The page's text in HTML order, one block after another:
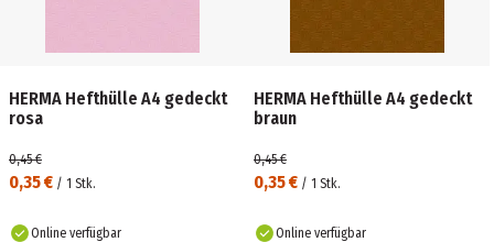
HERMA Hefthülle A4 gedeckt
rosa
0,35 € / 1 Stk.
0,45 €
Online verfügbar
HERMA Hefthülle A4 gedeckt
braun
0,35 € / 1 Stk.
0,45 €
Online verfügbar